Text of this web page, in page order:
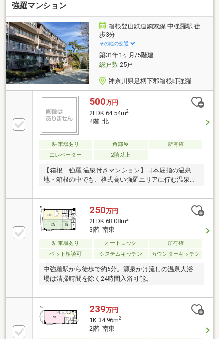
強羅マンション
箱根登山鉄道鋼索線 中強羅駅 徒
歩3分
その他の交通
築31年1ヶ月/5階建
総戸数25戸
神奈川県足柄下郡箱根町強羅
500万円
2LDK 64.54m2
4階 北
駐車場あり 角部屋
所有権
エレベーター
2階以上
【箱根・強羅 温泉付きマンション】日本屈指の温泉
地・箱根の中でも、格式高い強羅エリアに佇む温泉付
なひと時を、今ここに。専用温泉施設に加え、強羅の
自然美を一望できるロケーションが、非日常の安らぎ
をもたらします。歴史ある強羅公園や美術館が徒歩圏
内、四季折々の文化と自然に包まれる贅沢な時間。都
れ家を、箱根・強羅で手に入れませんか？
250万円
2LDK 68.08m2
3階 南東
駐車場あり オートロック
所有権
ペット相談可
システムキッチン カウンターキッチン
中強羅駅から徒歩で約5分。源泉かけ流しの温泉大浴
場は清掃時間を除く24時間入浴可能。
239万円
1K 34.96m2
2階 南東